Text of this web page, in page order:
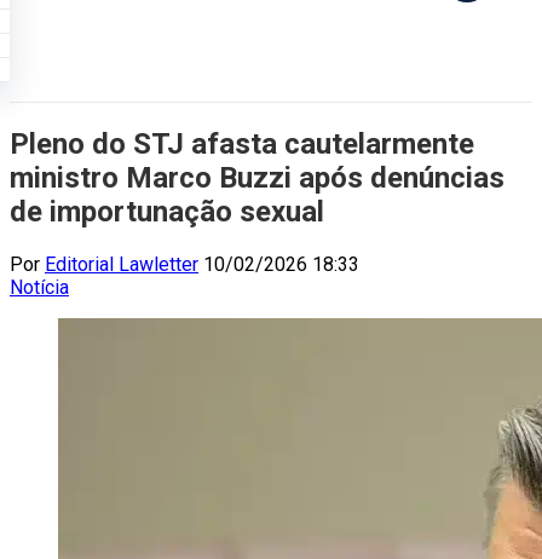
Pleno do STJ afasta cautelarmente
ministro Marco Buzzi após denúncias
de importunação sexual
Por Editorial Lawletter 10/02/2026 18:33
Notícia